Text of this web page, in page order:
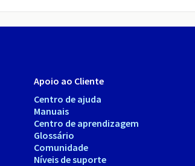
Apoio ao Cliente
Centro de ajuda
Manuais
Centro de aprendizagem
Glossário
Comunidade
Níveis de suporte